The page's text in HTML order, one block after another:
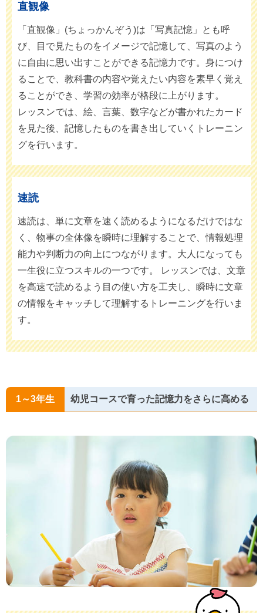
直観像
「直観像」(ちょっかんぞう)は「写真記憶」とも呼
び、目で見たものをイメージで記憶して、写真のよう
に自由に思い出すことができる記憶力です。身につけ
ることで、教科書の内容や覚えたい内容を素早く覚え
ることができ、学習の効率が格段に上がります。
レッスンでは、絵、言葉、数字などが書かれたカード
を見た後、記憶したものを書き出していくトレーニン
グを行います。
速読
速読は、単に文章を速く読めるようになるだけではな
く、物事の全体像を瞬時に理解することで、情報処理
能力や判断力の向上につながります。大人になっても
一生役に立つスキルの一つです。 レッスンでは、文章
を高速で読めるよう目の使い方を工夫し、瞬時に文章
の情報をキャッチして理解するトレーニングを行いま
す。
1～3年生 幼児コースで育った記憶力をさらに高める